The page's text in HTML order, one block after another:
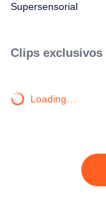
Supersensorial
Clips exclusivos
Loading…